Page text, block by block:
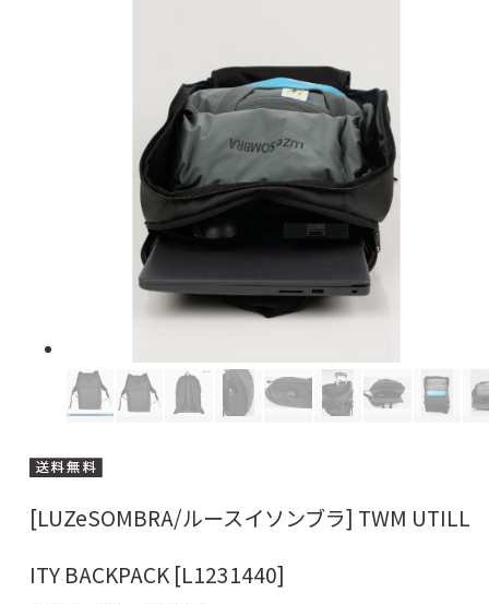
[LUZeSOMBRA/ルースイソンブラ] TWM UTILL
ITY BACKPACK [L1231440]